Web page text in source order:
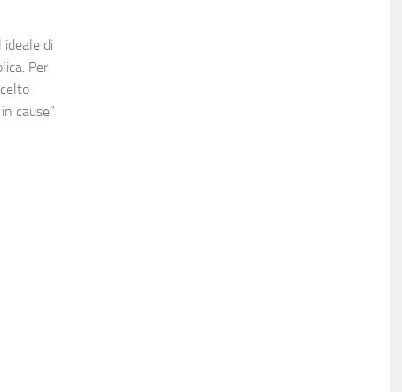
ideale di
Per
cause”